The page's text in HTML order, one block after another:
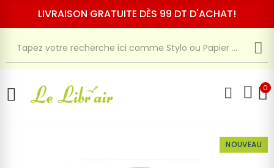
LIVRAISON GRATUITE DÈS 99 DT D'ACHAT!
0
NOUVEAU